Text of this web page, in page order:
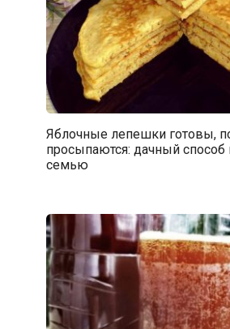
Яблочные лепешки готовы,
просыпаются: дачный способ
семью